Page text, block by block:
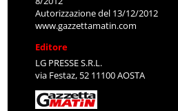
Autorizzazione del 13/12/2012
www.gazzettamatin.com
Editore
LG PRESSE S.R.L.
via Festaz, 52 11100 AOSTA